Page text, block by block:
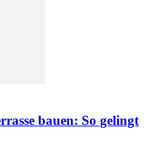
bauen: So gelingt